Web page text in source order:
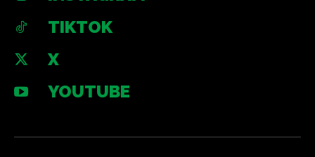
TIKTOK
X
YOUTUBE